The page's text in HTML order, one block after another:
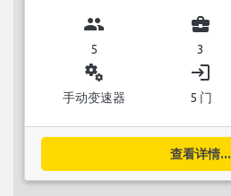
group
5
business_center
3
miscellaneous_services
手动变速器
login
5 门
查看详情...